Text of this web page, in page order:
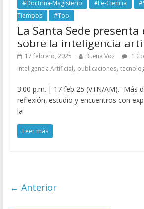
#Doctrina-Magisterio #Fe-Ciencia
Tiempos
#Top
La Santa Sede
sobre la inteligencia
17 febrero, 2025 Buena Voz 1
Inteligencia Artificial, publicaciones,
3:00 p.m. | 17 feb 25 (VTN/AM).- Más
reflexión, estudio y encuentros con
la
Leer más
← Anterior